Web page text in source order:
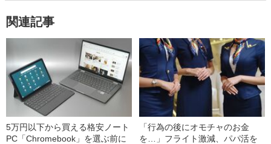
関連記事
5万円以下から買える格安ノート
PC「Chromebook」を選ぶ前に
「行為の後にオモチャのお金
を…」フライト激減、パパ活を